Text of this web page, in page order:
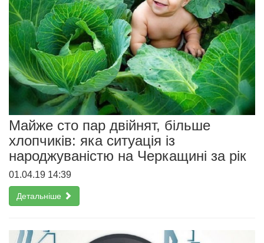
Майже сто пар двійнят, більше
хлопчиків: яка ситуація із
народжуваністю на Черкащині за рік
01.04.19 14:39
Детальніше